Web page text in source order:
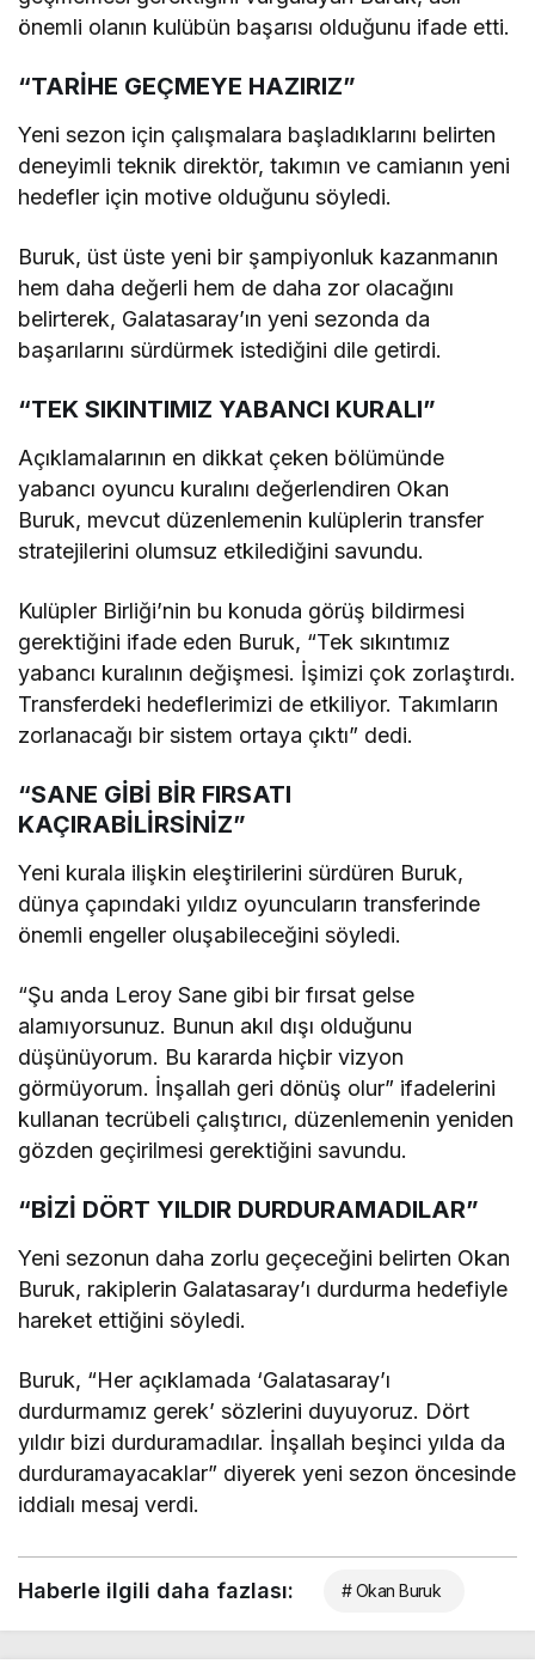
önemli olanın kulübün başarısı olduğunu ifade etti.
“TARİHE GEÇMEYE HAZIRIZ”
Yeni sezon için çalışmalara başladıklarını belirten
deneyimli teknik direktör, takımın ve camianın yeni
hedefler için motive olduğunu söyledi.
Buruk, üst üste yeni bir şampiyonluk kazanmanın
hem daha değerli hem de daha zor olacağını
belirterek, Galatasaray’ın yeni sezonda da
başarılarını sürdürmek istediğini dile getirdi.
“TEK SIKINTIMIZ YABANCI KURALI”
Açıklamalarının en dikkat çeken bölümünde
yabancı oyuncu kuralını değerlendiren Okan
Buruk, mevcut düzenlemenin kulüplerin transfer
stratejilerini olumsuz etkilediğini savundu.
Kulüpler Birliği’nin bu konuda görüş bildirmesi
gerektiğini ifade eden Buruk, “Tek sıkıntımız
yabancı kuralının değişmesi. İşimizi çok zorlaştırdı.
Transferdeki hedeflerimizi de etkiliyor. Takımların
zorlanacağı bir sistem ortaya çıktı” dedi.
“SANE GİBİ BİR FIRSATI
KAÇIRABİLİRSİNİZ”
Yeni kurala ilişkin eleştirilerini sürdüren Buruk,
dünya çapındaki yıldız oyuncuların transferinde
önemli engeller oluşabileceğini söyledi.
“Şu anda Leroy Sane gibi bir fırsat gelse
alamıyorsunuz. Bunun akıl dışı olduğunu
düşünüyorum. Bu kararda hiçbir vizyon
görmüyorum. İnşallah geri dönüş olur” ifadelerini
kullanan tecrübeli çalıştırıcı, düzenlemenin yeniden
gözden geçirilmesi gerektiğini savundu.
“BİZİ DÖRT YILDIR DURDURAMADILAR”
Yeni sezonun daha zorlu geçeceğini belirten Okan
Buruk, rakiplerin Galatasaray’ı durdurma hedefiyle
hareket ettiğini söyledi.
Buruk, “Her açıklamada ‘Galatasaray’ı
durdurmamız gerek’ sözlerini duyuyoruz. Dört
yıldır bizi durduramadılar. İnşallah beşinci yılda da
durduramayacaklar” diyerek yeni sezon öncesinde
iddialı mesaj verdi.
Haberle ilgili daha fazlası: # Okan Buruk